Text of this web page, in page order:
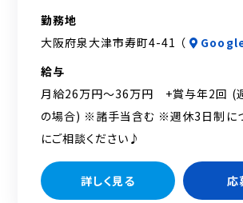
勤務地
大阪府泉大津市寿町4-41 （
給与
月給26万円～36万円 +賞与年2回 (
の場合) ※諸手当含む ※週休3日制に
にご相談ください♪
詳しく見る 応